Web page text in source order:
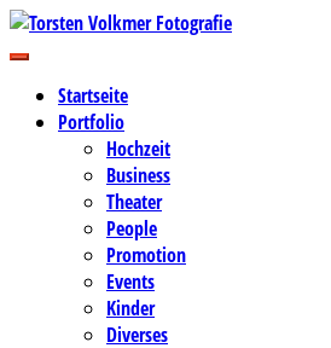
Zum
Inhalt
Torsten Volkmer
Business-, Portrait- und Hochzeitsfotografie
Startseite
Portfolio
Hochzeit
Business
Theater
People
Promotion
Events
Kinder
Diverses